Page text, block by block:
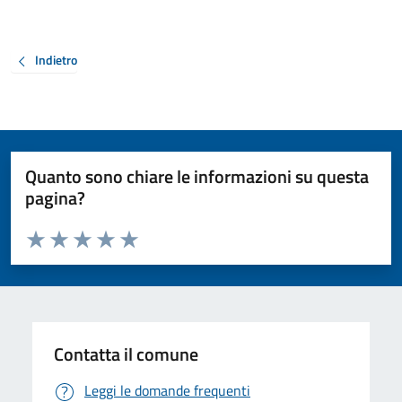
Indietro
Quanto sono chiare le informazioni su questa
pagina?
Valuta da 1 a 5 stelle la pagina
Valuta 5 stelle su 5
Valuta 4 stelle su 5
Valuta 3 stelle su 5
Valuta 2 stelle su 5
Valuta 1 stelle su 5
Contatta il comune
Leggi le domande frequenti